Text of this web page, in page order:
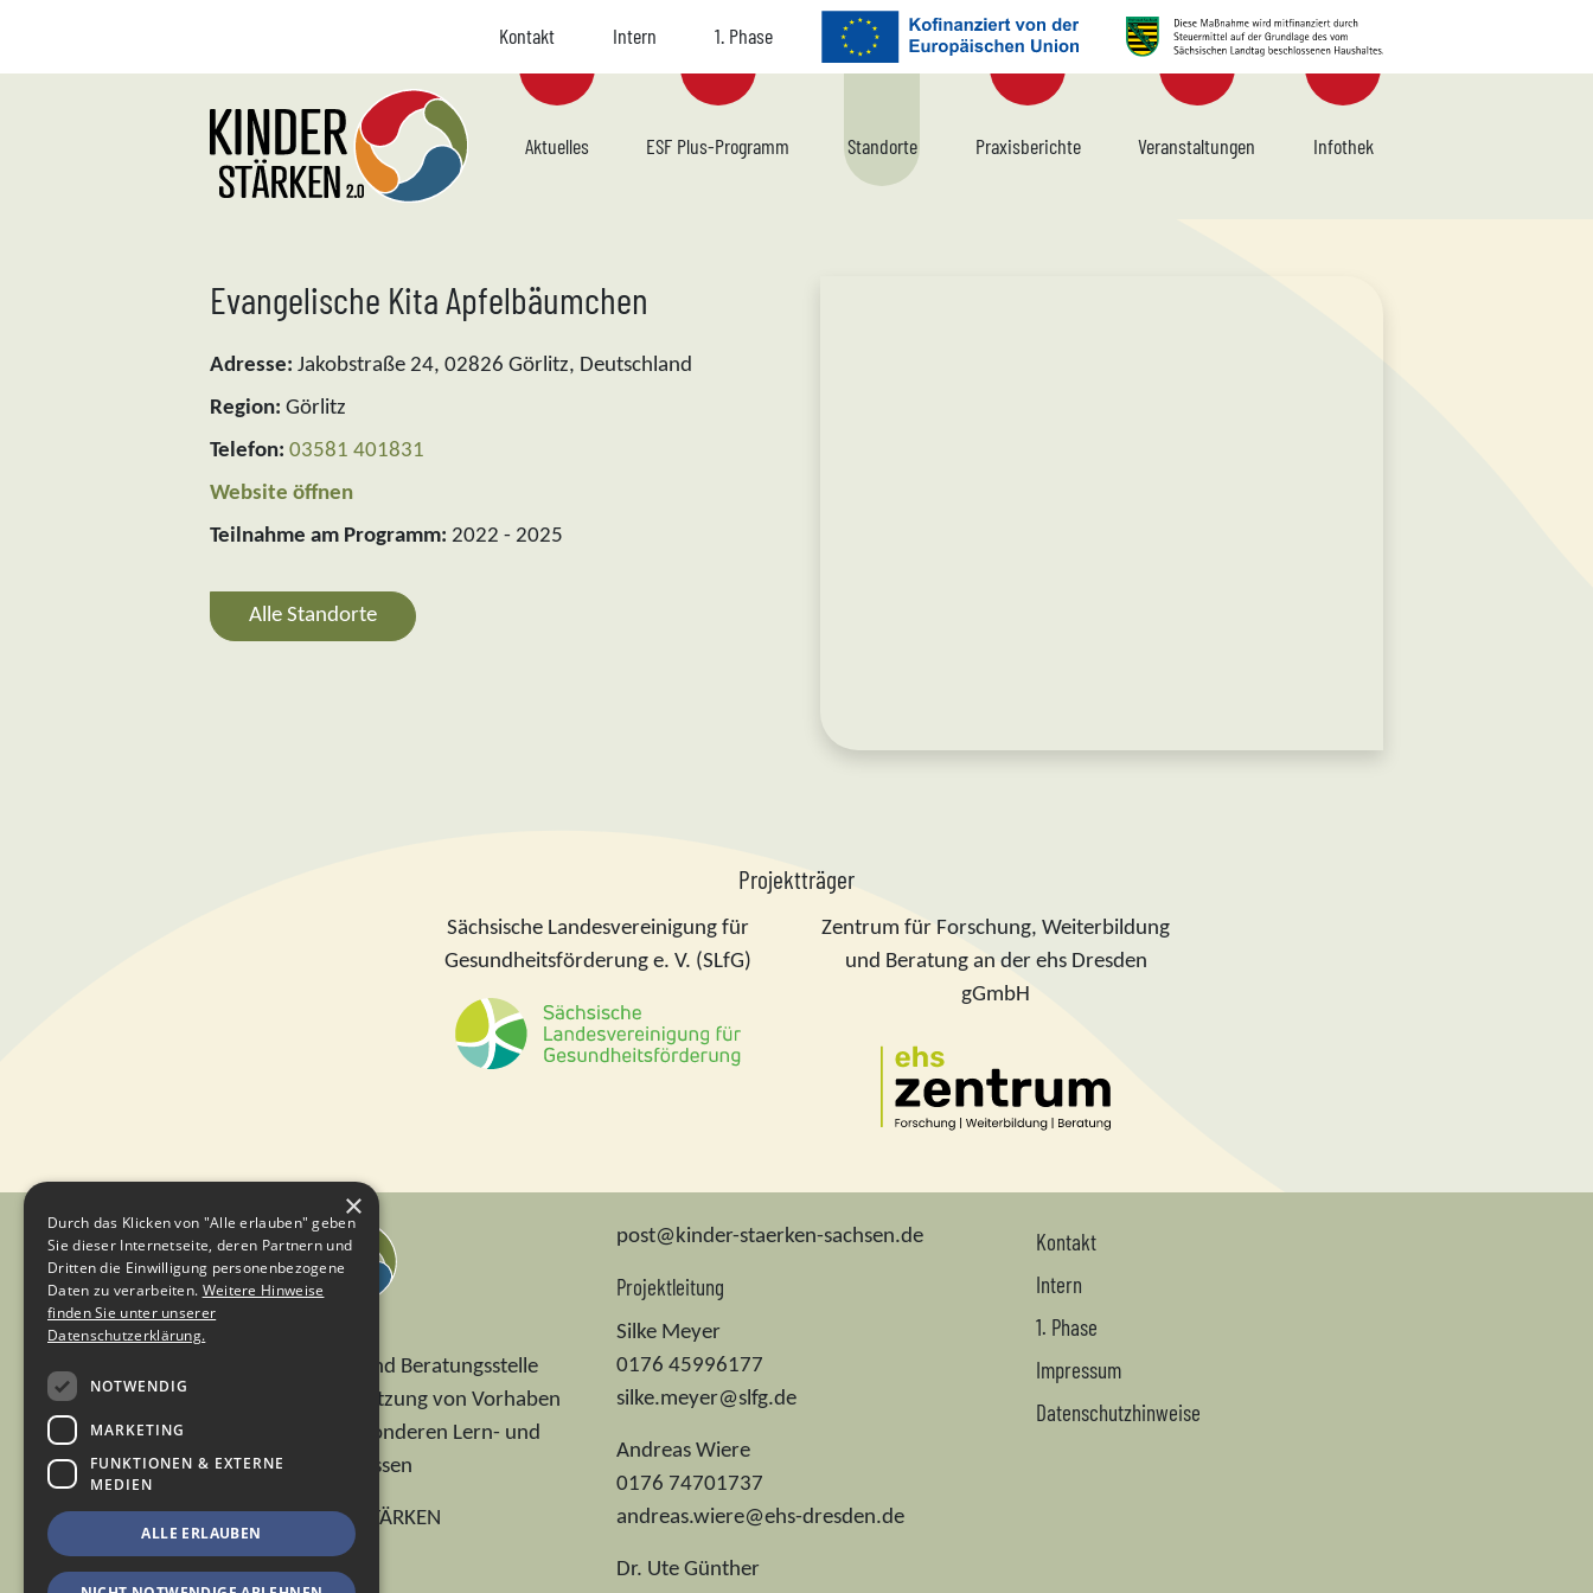
Kontakt Intern 1. Phase
Navigation
Aktuelles ESF Plus-Programm Standorte Praxisberichte Veranstaltungen Infothek
Evangelische Kita Apfelbäumchen
Adresse: Jakobstraße 24, 02826 Görlitz, Deutschland
Region: Görlitz
Telefon: 03581 401831
Website öffnen
Teilnahme am Programm: 2022 - 2025
Alle Standorte
Projektträger
Sächsische Landesvereinigung für
Gesundheitsförderung e. V. (SLfG)
Zentrum für Forschung, Weiterbildung
und Beratung an der ehs Dresden
gGmbH
Koordinierungs- und Beratungsstelle
(KBS) zur Unterstützung von Vorhaben
für Kinder mit besonderen Lern- und
Lebenserschwernissen
© 2026 KINDER STÄRKEN
post@kinder-staerken-sachsen.de
Projektleitung
Silke Meyer
0176 45996177
silke.meyer@slfg.de
Andreas Wiere
0176 74701737
andreas.wiere@ehs-dresden.de
Dr. Ute Günther
Kontakt
Intern
1. Phase
Impressum
Datenschutzhinweise
×
Durch das Klicken von "Alle erlauben" geben
Sie dieser Internetseite, deren Partnern und
Dritten die Einwilligung personenbezogene
Daten zu verarbeiten. Weitere Hinweise
finden Sie unter unserer
Datenschutzerklärung.
NOTWENDIG
MARKETING
FUNKTIONEN & EXTERNE
MEDIEN
ALLE ERLAUBEN